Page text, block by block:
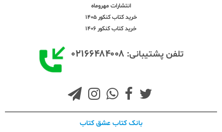
انتشارات مهروماه
خرید کتاب کنکور 1405
خرید کتاب کنکور 1406
تلفن پشتیبانی: ۰۲۱۶۶۴۸۴۰۰۸
بانک کتاب عشق کتاب